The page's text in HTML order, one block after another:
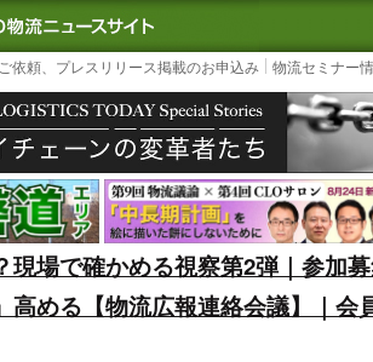
TODAY｜国内最大の物流ニュースサイト
3PL, SCM
依頼、プレスリリース掲載のお申込み 物流セミナー
現場で確かめる視察第2弾｜参加
高める【物流広報連絡会議】｜会